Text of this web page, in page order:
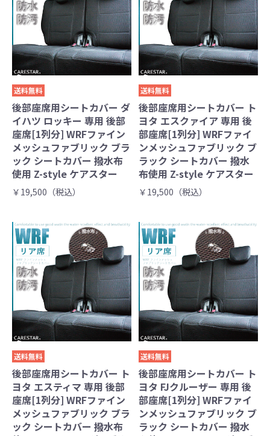
送料無料
後部座席用シートカバー ダ
イハツ ロッキー 専用 後部
座席[1列分] WRFファイン
メッシュファブリック ブラ
ック シートカバー 撥水布
使用 Z-style ケアスター
￥19,500（税込）
送料無料
後部座席用シートカバー ト
ヨタ エスクァイア 専用 後
部座席[1列分] WRFファイ
ンメッシュファブリック ブ
ラック シートカバー 撥水
布使用 Z-style ケアスター
￥19,500（税込）
送料無料
後部座席用シートカバー ト
ヨタ エスティマ 専用 後部
座席[1列分] WRFファイン
メッシュファブリック ブラ
ック シートカバー 撥水布
送料無料
後部座席用シートカバー ト
ヨタ FJクルーザー 専用 後
部座席[1列分] WRFファイ
ンメッシュファブリック ブ
ラック シートカバー 撥水